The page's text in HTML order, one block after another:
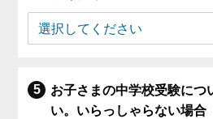
お子さまの中学校受験につ
い。いらっしゃらない場合